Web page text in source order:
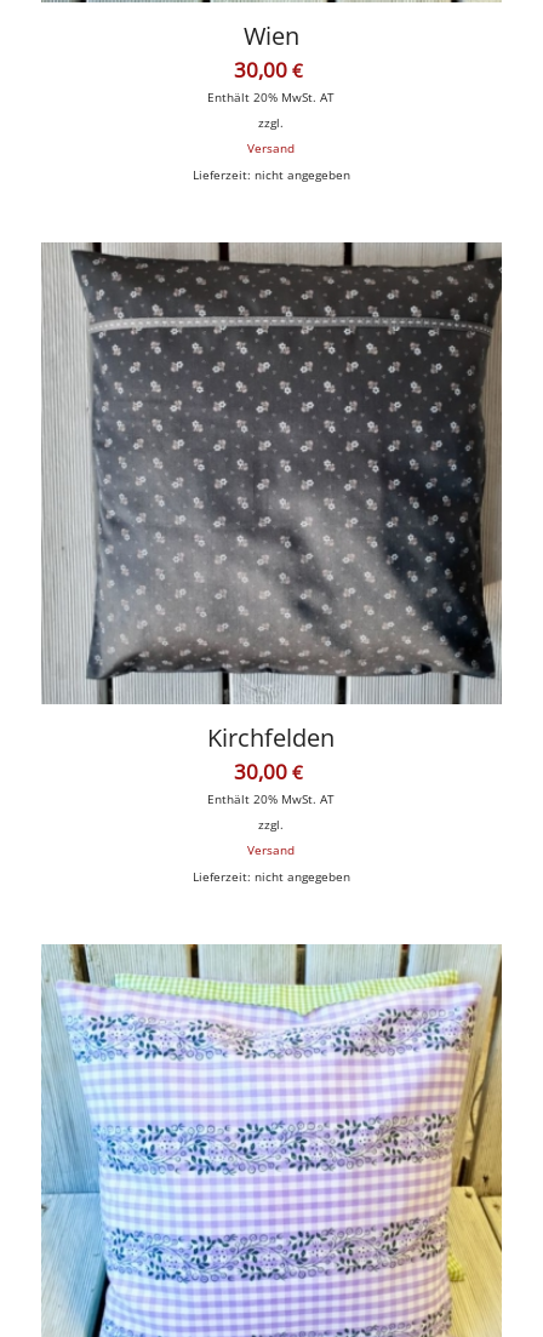
Wien
30,00 €
Enthält 20% MwSt. AT
zzgl.
Versand
Lieferzeit: nicht angegeben
Kirchfelden
30,00 €
Enthält 20% MwSt. AT
zzgl.
Versand
Lieferzeit: nicht angegeben